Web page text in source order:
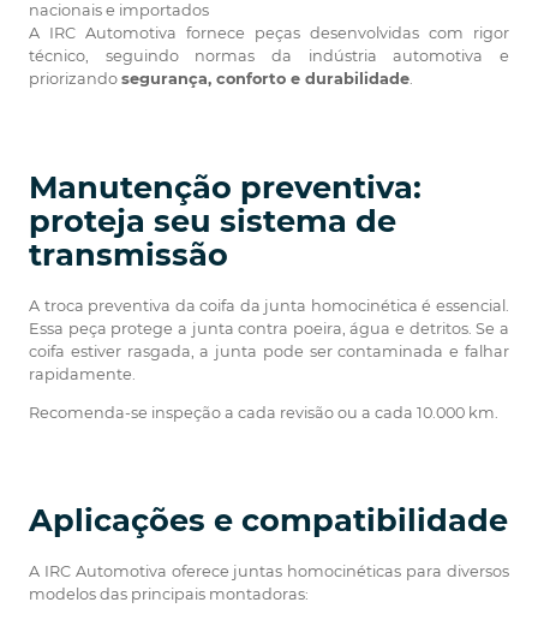
nacionais e importados
A IRC Automotiva fornece peças desenvolvidas com rigor
técnico, seguindo normas da indústria automotiva e
priorizando segurança, conforto e durabilidade.
Manutenção preventiva:
proteja seu sistema de
transmissão
A troca preventiva da coifa da junta homocinética é essencial.
Essa peça protege a junta contra poeira, água e detritos. Se a
coifa estiver rasgada, a junta pode ser contaminada e falhar
rapidamente.
Recomenda-se inspeção a cada revisão ou a cada 10.000 km.
Aplicações e compatibilidade
A IRC Automotiva oferece juntas homocinéticas para diversos
modelos das principais montadoras: